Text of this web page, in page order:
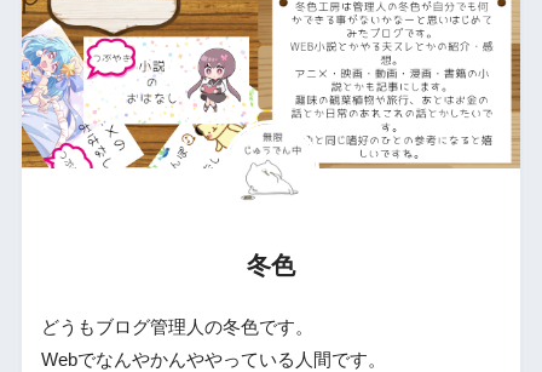
冬色
どうもブログ管理人の冬色です。
Webでなんやかんややっている人間です。